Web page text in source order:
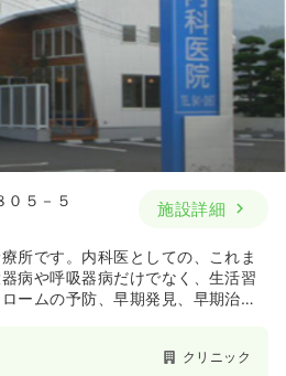
０５－５ 施設詳細
所です。内科医としての、これま
病や呼吸器病だけでなく、生活習
ームの予防、早期発見、早期治療
談窓口として、地域のみなさまに
クリニック